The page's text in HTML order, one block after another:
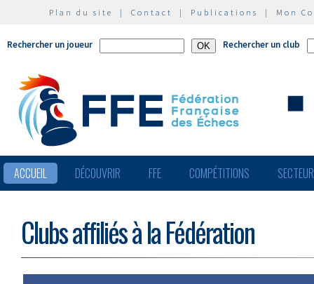
Plan du site | Contact | Publications | Mon
Rechercher un joueur Rechercher un club
ACCUEIL DÉCOUVRIR FFE COMPÉTITIONS
Clubs affiliés à la Fédération